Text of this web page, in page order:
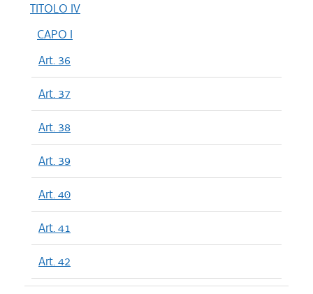
TITOLO IV
CAPO I
Art. 36
Art. 37
Art. 38
Art. 39
Art. 40
Art. 41
Art. 42